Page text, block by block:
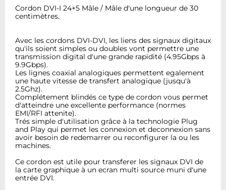
Cordon DVI-I 24+5 Mâle / Mâle d'une longueur de 30
centimètres.
Avec les cordons DVI-DVI, les liens des signaux digitaux
qu'ils soient simples ou doubles vont permettre une
transmission digital d'une grande rapidité (4.95Gbps à
9.9Gbps).
Les lignes coaxial analogiques permettent egalement
une haute vitesse de transfert analogique (jusqu'à
2.5Ghz).
Complétement blindés ce type de cordon vous permet
d'atteindre une excellente performance (normes
EMI/RFI attenite).
Trés simple d'utilisation grâce à la technologie Plug
and Play qui permet les connexion et deconnexion sans
avoir besoin de redemarrer ou reconfigurer la ou les
machines.
Ce cordon est utile pour transferer les signaux DVI de
la carte graphique à un ecran multi source muni d'une
entrée DVI.